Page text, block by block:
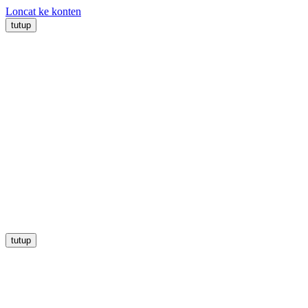
Loncat ke konten
tutup
tutup